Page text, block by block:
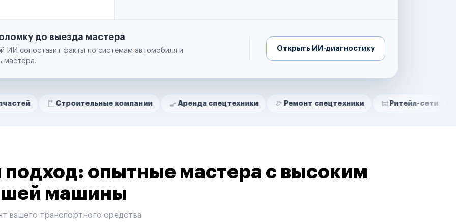
до выезда мастера
ИИ сопоставит факты по системам автомобиля и
мастера.
Открыть ИИ-диагностику
Строительные компании Аренда спецтехники Ремонт спецтехники Ритейл-сети
опытные мастера с высоким
машины
вашего транспортного средства